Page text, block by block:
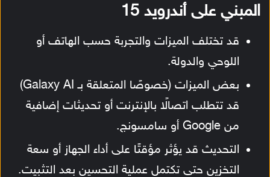
المبني على أندرويد 15
قد تختلف الميزات والتجربة حسب الهاتف أو
اللوحي والدولة.
بعض الميزات (خصوصًا المتعلقة بـ Galaxy AI)
قد تتطلب اتصالًا بالإنترنت أو تحديثات إضافية
من Google أو سامسونج.
التحديث قد يؤثر مؤقتًا على أداء الجهاز أو سعة
التخزين حتى تكتمل عملية التحسين بعد التثبيت.